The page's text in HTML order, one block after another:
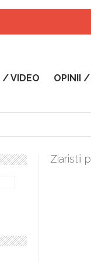
/ VIDEO OPINII
boieri mari! Sara
Ziaristii